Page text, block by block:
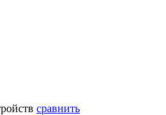
сравнить